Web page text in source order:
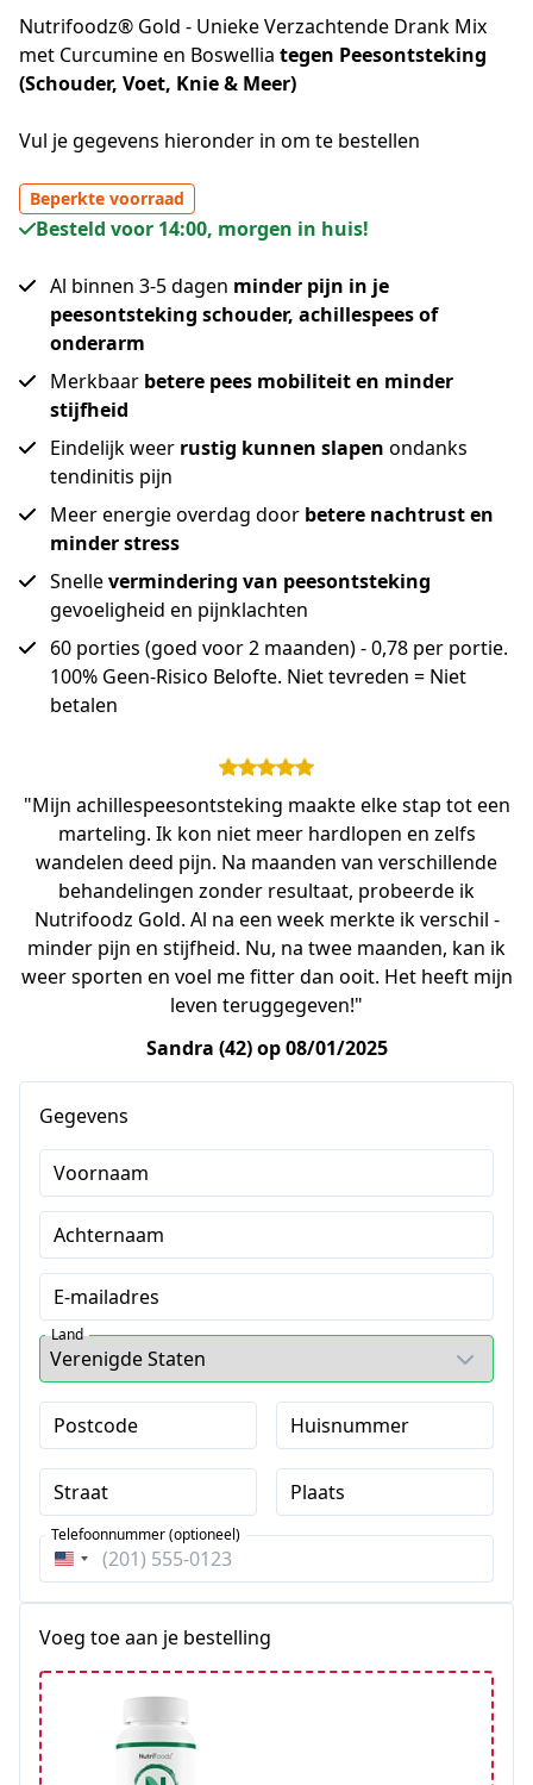
Nutrifoodz® Gold - Unieke Verzachtende Drank Mix
met Curcumine en Boswellia tegen Peesontsteking
(Schouder, Voet, Knie & Meer)
Vul je gegevens hieronder in om te bestellen
Beperkte voorraad
Besteld voor 14:00, morgen in huis!
Al binnen 3-5 dagen minder pijn in je
peesontsteking schouder, achillespees of
onderarm
Merkbaar betere pees mobiliteit en minder
stijfheid
Eindelijk weer rustig kunnen slapen ondanks
tendinitis pijn
Meer energie overdag door betere nachtrust en
minder stress
Snellevermindering van peesontsteking
gevoeligheid en pijnklachten
60 porties (goed voor 2 maanden) - 0,78 per portie.
100% Geen-Risico Belofte. Niet tevreden = Niet
betalen
"Mijn achillespeesontsteking maakte elke stap tot een
marteling. Ik kon niet meer hardlopen en zelfs
wandelen deed pijn. Na maanden van verschillende
behandelingen zonder resultaat, probeerde ik
Nutrifoodz Gold. Al na een week merkte ik verschil -
minder pijn en stijfheid. Nu, na twee maanden, kan ik
weer sporten en voel me fitter dan ooit. Het heeft mijn
leven teruggegeven!"
Sandra (42) op 08/01/2025
Gegevens
Voornaam
Achternaam
E-mailadres
Land
Postcode Huisnummer
Straat Plaats
Verenigde
Telefoonnummer (optioneel)
Voeg toe aan je bestelling